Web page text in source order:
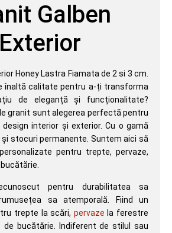
Galben
Exterior
Honey Lastra Fiamata de 2 si 3 cm.
înaltă calitate pentru a-ți transforma
de eleganță și funcționalitate?
granit sunt alegerea perfectă pentru
interior și exterior. Cu o gamă
stocuri permanente. Suntem aici să
pentru trepte, pervaze,
pentru durabilitatea sa
sa atemporală. Fiind un
trepte la scări, pervaze la ferestre
de bucătărie. Indiferent de stilul sau